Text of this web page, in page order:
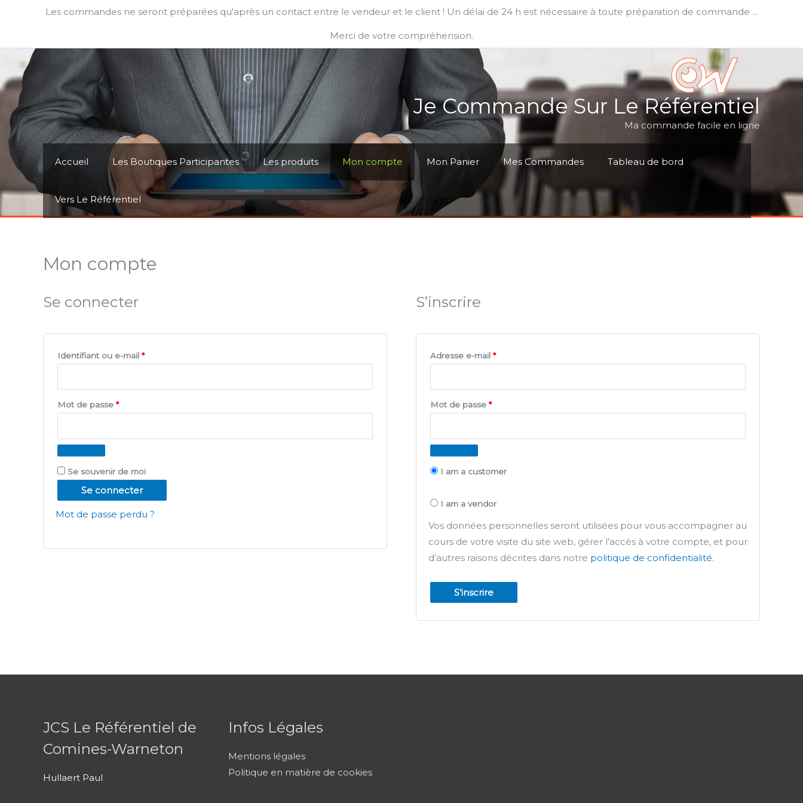
Les commandes ne seront préparées qu'après un contact entre le vendeur et le client ! Un délai de 24 h est nécessaire à toute préparation de commande ...
Merci de votre compréhension.
Je Commande Sur Le Référentiel
Ma commande facile en ligne
Accueil Les Boutiques Participantes Les produits Mon compte Mon Panier Mes Commandes Tableau de bord
Vers Le Référentiel
Mon compte
Se connecter
Identifiant ou e-mail *Obligatoire
Mot de passe *Obligatoire
Se souvenir de moi
Se connecter
Mot de passe perdu ?
S’inscrire
Adresse e-mail *Obligatoire
Mot de passe *Obligatoire
I am a customer
I am a vendor
Vos données personnelles seront utilisées pour vous accompagner au
cours de votre visite du site web, gérer l’accès à votre compte, et pour
d’autres raisons décrites dans notre politique de confidentialité.
S’inscrire
JCS Le Référentiel de
Comines-Warneton
Hullaert Paul
Infos Légales
Mentions légales
Politique en matière de cookies